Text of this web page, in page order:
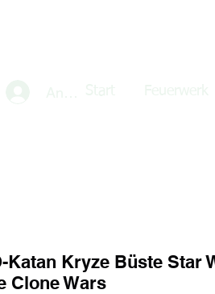
Katan Kryze Büste Star
Clone Wars